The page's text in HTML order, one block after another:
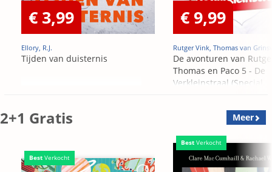
€ 3,99
Ellory, R.J.
Tijden van duisternis
€ 9,99
Rutger Vink, Thomas van
De avonturen van
Thomas en Paco 5 - De
Verkleinstraal (Special
2+1 Gratis Meer
Best Verkocht
Best Verkocht